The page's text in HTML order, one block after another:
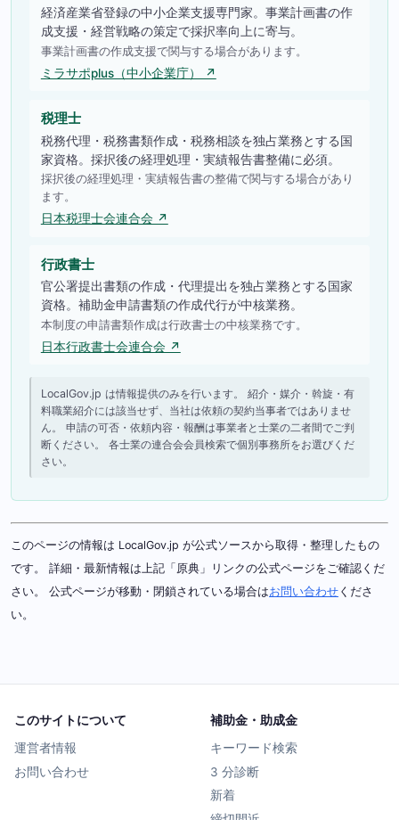
経済産業省登録の中小企業支援専門家。事業計画書の作
成支援・経営戦略の策定で採択率向上に寄与。
事業計画書の作成支援で関与する場合があります。
ミラサポplus（中小企業庁） ↗
税理士
税務代理・税務書類作成・税務相談を独占業務とする国
家資格。採択後の経理処理・実績報告書整備に必須。
採択後の経理処理・実績報告書の整備で関与する場合があり
ます。
日本税理士会連合会 ↗
行政書士
官公署提出書類の作成・代理提出を独占業務とする国家
資格。補助金申請書類の作成代行が中核業務。
本制度の申請書類作成は行政書士の中核業務です。
日本行政書士会連合会 ↗
LocalGov.jp は情報提供のみを行います。 紹介・媒介・斡旋・有
料職業紹介には該当せず、当社は依頼の契約当事者ではありませ
ん。 申請の可否・依頼内容・報酬は事業者と士業の二者間でご判
断ください。 各士業の連合会会員検索で個別事務所をお選びくだ
さい。
このページの情報は LocalGov.jp が公式ソースから取得・整理したもの
です。 詳細・最新情報は上記「原典」リンクの公式ページをご確認くだ
さい。 公式ページが移動・閉鎖されている場合はお問い合わせ くださ
い。
このサイトについて
運営者情報
お問い合わせ
補助金・助成金
キーワード検索
3 分診断
新着